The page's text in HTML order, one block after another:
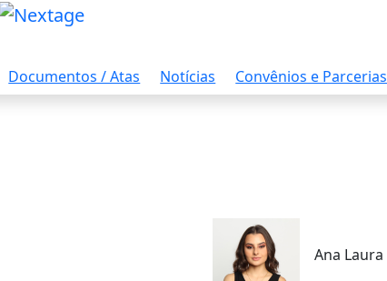
Documentos / Atas Notícias Convênios e Parcerias
Ana Laura